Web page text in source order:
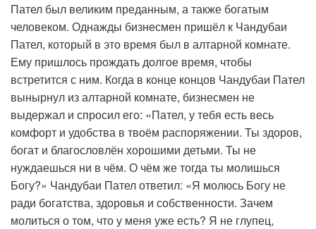
Пател был великим преданным, а также богатым
человеком. Однажды бизнесмен пришёл к Чандубаи
Пател, который в это время был в алтарной комнате.
Ему пришлось прождать долгое время, чтобы
встретится с ним. Когда в конце концов Чандубаи Пател
вынырнул из алтарной комнате, бизнесмен не
выдержал и спросил его: «Пател, у тебя есть весь
комфорт и удобства в твоём распоряжении. Ты здоров,
богат и благословлён хорошими детьми. Ты не
нуждаешься ни в чём. О чём же тогда ты молишься
Богу?» Чандубаи Пател ответил: «Я молюсь Богу не
ради богатства, здоровья и собственности. Зачем
молиться о том, что у меня уже есть? Я не глупец,